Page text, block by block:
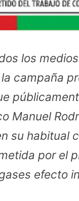
los
campaña
Manuel
su habitual
por el
efecto